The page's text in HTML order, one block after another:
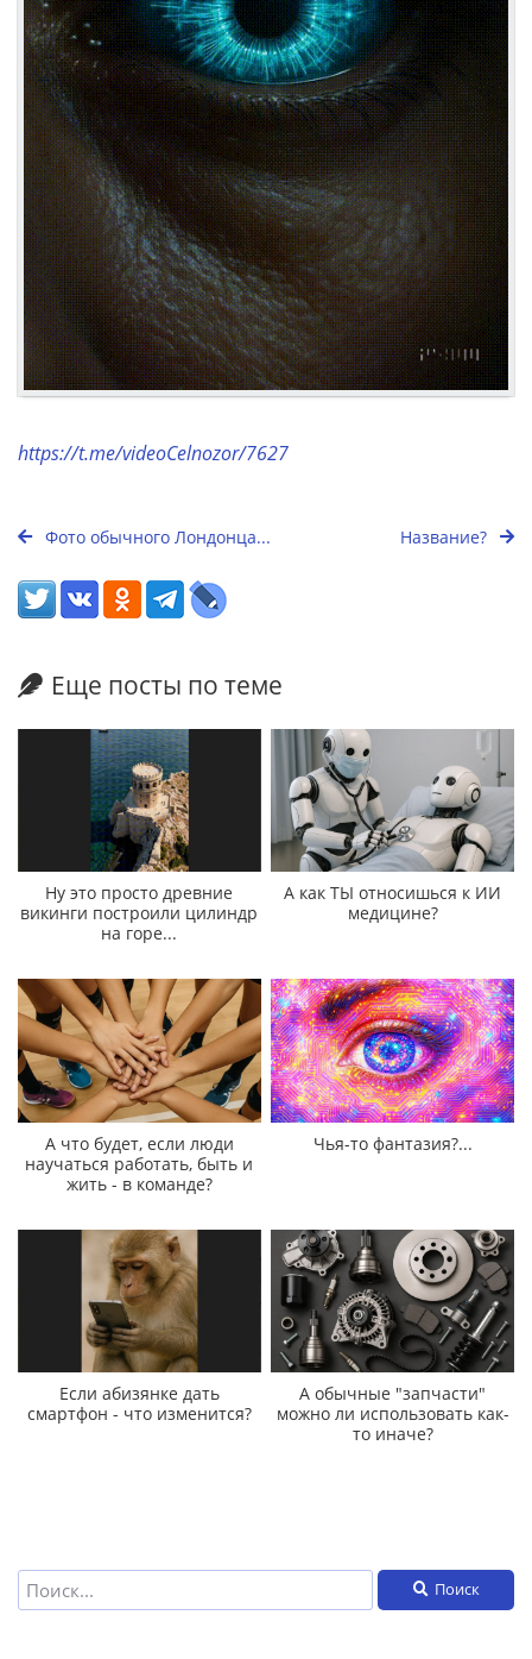
https://t.me/videoCelnozor/7627
Фото обычного Лондонца... Название?
Еще посты по теме
Ну это просто древние
викинги построили цилиндр
на горе...
А как ТЫ относишься к ИИ
медицине?
А что будет, если люди
научаться работать, быть и
жить - в команде?
Чья-то фантазия?...
Если абизянке дать
смартфон - что изменится?
А обычные "запчасти"
можно ли использовать как-
то иначе?
Поиск